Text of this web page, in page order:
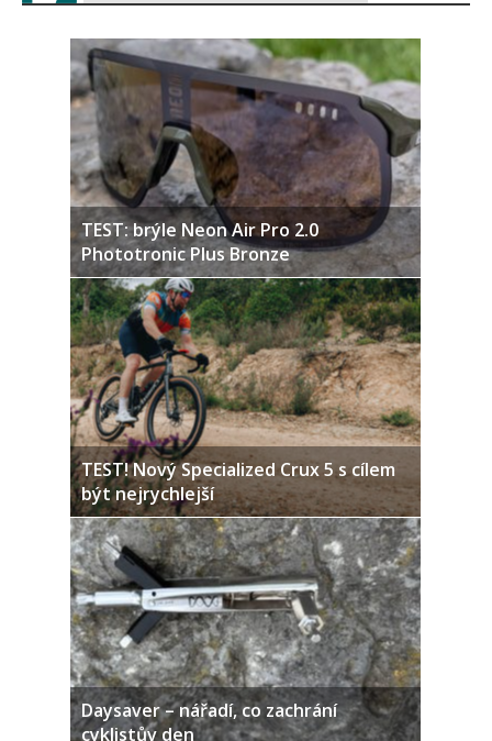
TEST: brýle Neon Air Pro 2.0
Phototronic Plus Bronze
TEST! Nový Specialized Crux 5 s cílem
být nejrychlejší
Daysaver – nářadí, co zachrání
cyklistův den